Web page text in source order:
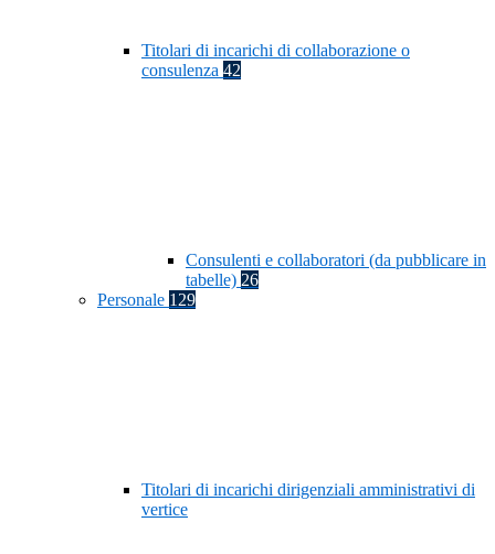
Titolari di incarichi di collaborazione o
consulenza 42
Consulenti e collaboratori (da pubblicare in
tabelle) 26
Personale 129
Titolari di incarichi dirigenziali amministrativi di
vertice